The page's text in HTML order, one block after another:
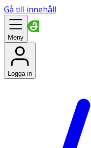
Gå till innehåll
Meny
Logga in